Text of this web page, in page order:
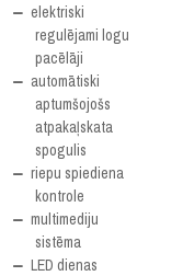
elektriski
regulējami logu
pacēlāji
automātiski
aptumšojošs
atpakaļskata
spogulis
riepu spiediena
kontrole
multimediju
sistēma
LED dienas